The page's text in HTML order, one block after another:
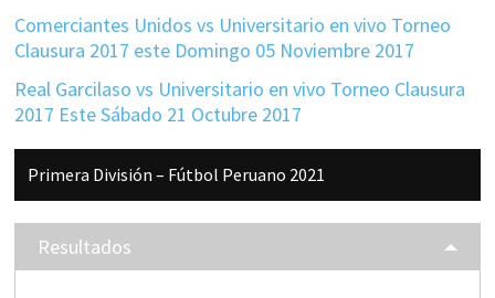
Comerciantes Unidos vs Universitario en vivo Torneo
Clausura 2017 este Domingo 05 Noviembre 2017
Real Garcilaso vs Universitario en vivo Torneo Clausura
2017 Este Sábado 21 Octubre 2017
Barra
lateral
principal
Primera División – Fútbol Peruano 2021
Resultados